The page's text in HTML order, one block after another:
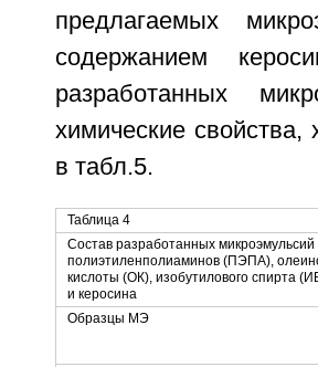
предлагаемых
содержанием
разработанных
химические свойства,
в табл.5.
Таблица 4
Состав разработанных микроэмульсий
полиэтиленполиаминов (ПЭПА),
кислоты (ОК), изобутилового спирта
и керосина
Образцы МЭ